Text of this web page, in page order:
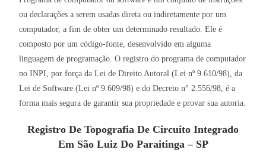
ou declarações a serem usadas direta ou indiretamente por um
computador, a fim de obter um determinado resultado. Ele é
composto por um código-fonte, desenvolvido em alguma
linguagem de programação. O registro do programa de computador
no INPI, por força da Lei de Direito Autoral (Lei nº 9.610/98), da
Lei de Software (Lei nº 9.609/98) e do Decreto n° 2.556/98, é a
forma mais segura de garantir sua propriedade e provar sua autoria.
Registro De Topografia De Circuito Integrado
Em São Luiz Do Paraitinga – SP